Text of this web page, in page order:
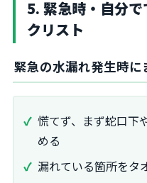
5. 緊急時・自分
クリスト
緊急の水漏れ発生時に
慌てず、まず蛇口下
める
漏れている箇所をタ